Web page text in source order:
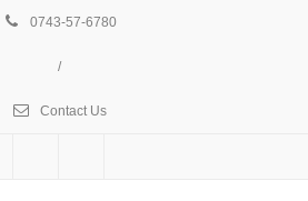
0743-57-6780
/
Contact Us